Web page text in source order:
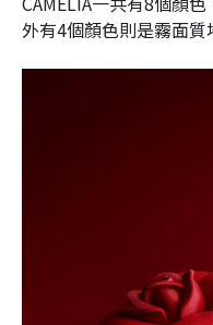
外有4個顏色則是霧面質